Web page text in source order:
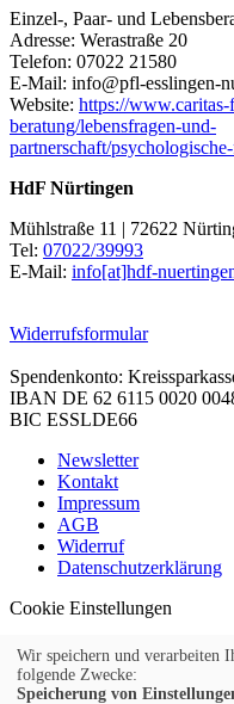
Einzel-, Paar- und
Adresse: Werastraße 20
Telefon: 07022 21580
E-Mail: info@pfl-esslingen-
Website: https://
beratung/lebensfragen-und-
partnerschaft/
HdF Nürtingen
Mühlstraße 11 | 72622
Tel: 07022/39993
E-Mail: info[at]hdf-
Widerrufsformular
Spendenkonto:
IBAN DE 62 6115 0020
BIC ESSLDE66
Newsletter
Kontakt
Impressum
AGB
Widerruf
Datenschutzerklärung
Cookie Einstellungen
Wir speichern und verarbeiten
folgende Zwecke:
Speicherung von